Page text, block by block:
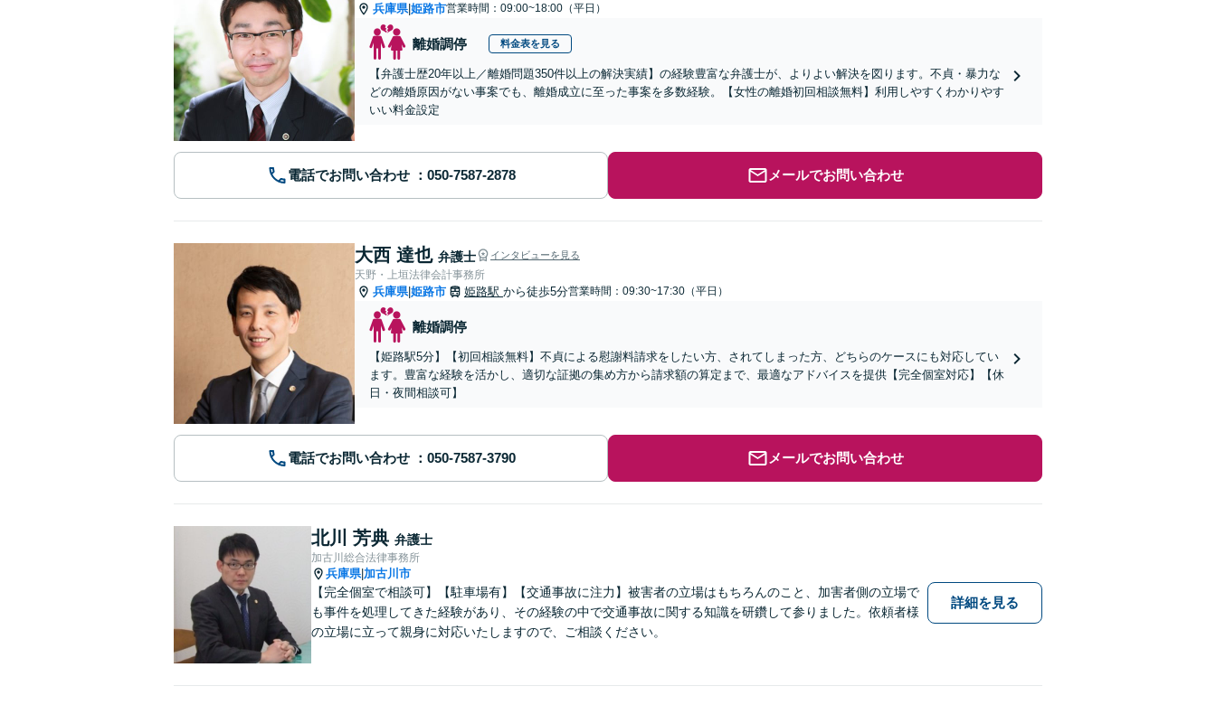
兵庫県|姫路市営業時間：09:00~18:00（平日）
離婚調停 料金表を見る
【弁護士歴20年以上／離婚問題350件以上の解決実績】の経験豊富な弁護士が、よりよい解決を図ります。不貞・暴力な
どの離婚原因がない事案でも、離婚成立に至った事案を多数経験。【女性の離婚初回相談無料】利用しやすくわかりやす
いい料金設定
電話でお問い合わせ メールでお問い合わせ
大西 達也 弁護士 インタビューを見る
天野・上垣法律会計事務所
兵庫県|姫路市 姫路駅 から徒歩5分営業時間：09:30~17:30（平日）
離婚調停
【姫路駅5分】【初回相談無料】不貞による慰謝料請求をしたい方、されてしまった方、どちらのケースにも対応してい
ます。豊富な経験を活かし、適切な証拠の集め方から請求額の算定まで、最適なアドバイスを提供【完全個室対応】【休
日・夜間相談可】
電話でお問い合わせ メールでお問い合わせ
北川 芳典 弁護士
加古川総合法律事務所
兵庫県|加古川市
【完全個室で相談可】【駐車場有】【交通事故に注力】被害者の立場はもちろんのこと、加害者側の立場で
も事件を処理してきた経験があり、その経験の中で交通事故に関する知識を研鑽して参りました。依頼者様
の立場に立って親身に対応いたしますので、ご相談ください。
詳細を見る